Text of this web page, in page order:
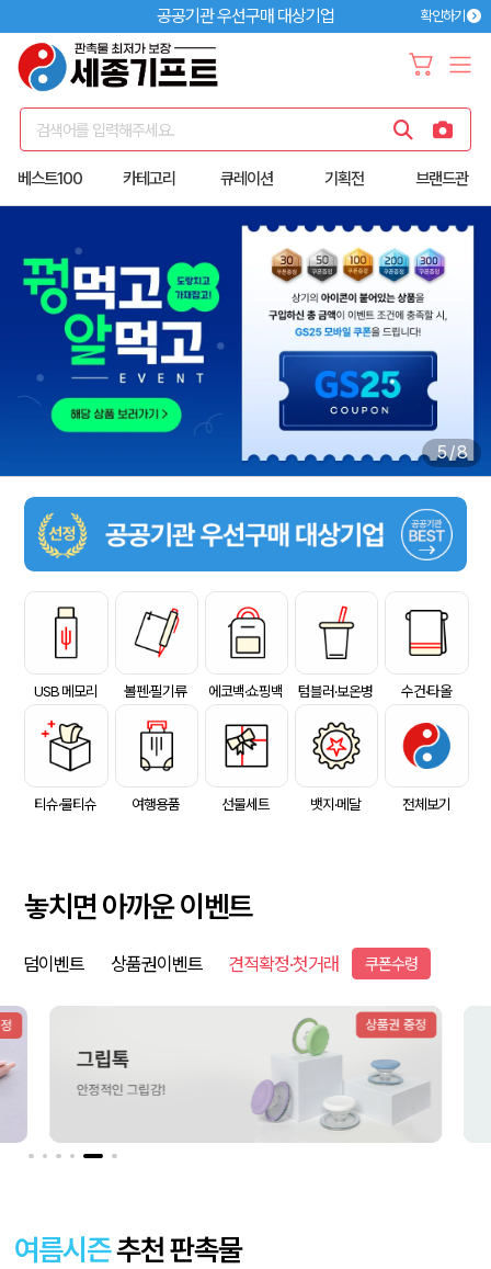
공공기관 우선구매 대상기업 확인하기
검색어를 입력해주세요.
베스트100 카테고리 큐레이션 기획전 브랜드관
6/8
USB 메모리 볼펜·필기류 에코백·쇼핑백 텀블러·보온병 수건·타올
티슈·물티슈 여행용품 선물세트 뱃지·메달 전체보기
놓치면 아까운 이벤트
덤이벤트 상품권이벤트 견적확정·첫거래 쿠폰수령
여름시즌추천 판촉물